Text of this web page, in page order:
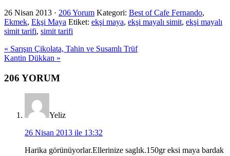
26 Nisan 2013 · 206 Yorum Kategori: Best of Cafe Fernando,
Ekmek, Ekşi Maya Etiket: ekşi maya, ekşi mayalı simit, ekşi mayalı
simit tarifi, simit tarifi
Previous
Post:
« Sarışın Çikolata, Tahin ve Susamlı Trüf
Next
Kantin Dükkan »
Etkileşimi
206 YORUM
Yeliz
26 Nisan 2013 ile 13:32
Harika görünüyorlar.Ellerinize saglık.150gr eksi maya bardak